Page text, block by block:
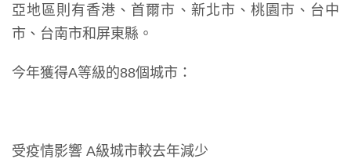
亞地區則有香港、首爾市、新北市、桃園市、台中
市、台南市和屏東縣。
今年獲得A等級的88個城市：
受疫情影響 A級城市較去年減少